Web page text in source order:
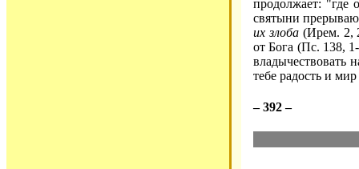
продолжает: "где
святыни
их злоба(Ирем. 2,
от Бога (Пс. 138,
владычествовать
тебе радость и
– 392 –